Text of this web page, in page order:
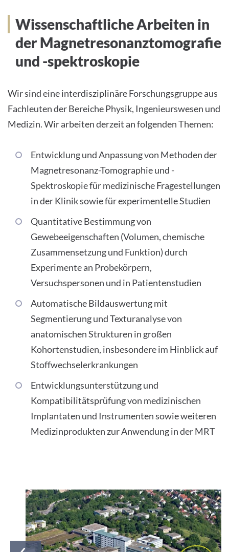
Wissenschaftliche Arbeiten in
der Magnetresonanztomografie
und -spektroskopie
Wir sind eine interdisziplinäre Forschungsgruppe aus
Fachleuten der Bereiche Physik, Ingenieurswesen und
Medizin. Wir arbeiten derzeit an folgenden Themen:
Entwicklung und Anpassung von Methoden der
Magnetresonanz-Tomographie und -
Spektroskopie für medizinische Fragestellungen
in der Klinik sowie für experimentelle Studien
Quantitative Bestimmung von
Gewebeeigenschaften (Volumen, chemische
Zusammensetzung und Funktion) durch
Experimente an Probekörpern,
Versuchspersonen und in Patientenstudien
Automatische Bildauswertung mit
Segmentierung und Texturanalyse von
anatomischen Strukturen in großen
Kohortenstudien, insbesondere im Hinblick auf
Stoffwechselerkrankungen
Entwicklungsunterstützung und
Kompatibilitätsprüfung von medizinischen
Implantaten und Instrumenten sowie weiteren
Medizinprodukten zur Anwendung in der MRT
1